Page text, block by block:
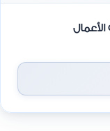
الأعمال